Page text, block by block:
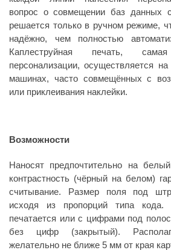
вопрос о совмещении баз данных
решается только в ручном режиме,
надёжно, чем полностью
Каплеструйная печать,
персонализации, осуществляется
машинах, часто совмещённых с
или приклеивания наклейки.
Возможности
Наносят предпочтительно на
контрастность (чёрный на белом)
считывание. Размер поля под
исходя из пропорций типа кода.
печатается или с цифрами под
без цифр (закрытый).
желательно не ближе 5 мм от края